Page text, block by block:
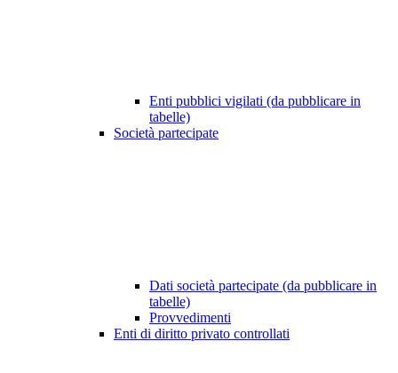
Enti pubblici vigilati (da pubblicare in
tabelle)
Società partecipate
Dati società partecipate (da pubblicare in
tabelle)
Provvedimenti
Enti di diritto privato controllati